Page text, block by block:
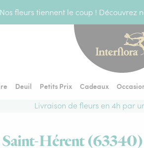
fleurs tiennent le coup !
Deuil Petits Prix Cadeaux
Livraison de fleurs en 4h par
Hérent